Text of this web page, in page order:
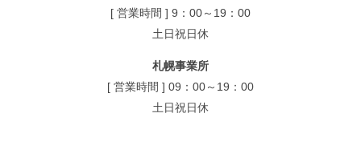
[ 営業時間 ] 9：00～19：00
土日祝日休
札幌事業所
[ 営業時間 ] 09：00～19：00
土日祝日休